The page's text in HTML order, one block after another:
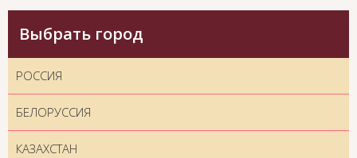
Выбрать город
РОССИЯ
БЕЛОРУССИЯ
КАЗАХСТАН